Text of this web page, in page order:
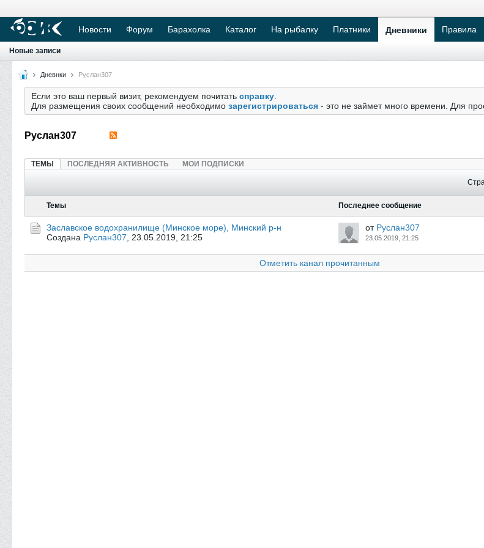
Новости Форум Барахолка Каталог На рыбалку Платники Дневники Правила
Новые записи
Дневнки Руслан307
Если это ваш первый визит, рекомендуем почитать справку
Для размещения своих сообщений необходимо зарегистрироваться - это не займет много времени. Для
Руслан307
ТЕМЫ ПОСЛЕДНЯЯ АКТИВНОСТЬ МОИ ПОДПИСКИ
Темы Последнее сообщение
Заславское водохранилище (Минское море), Минский р-н
Создана Руслан307 23.05.2019, 21:25
от Руслан307
23.05.2019, 21:25
Отметить канал прочитанным